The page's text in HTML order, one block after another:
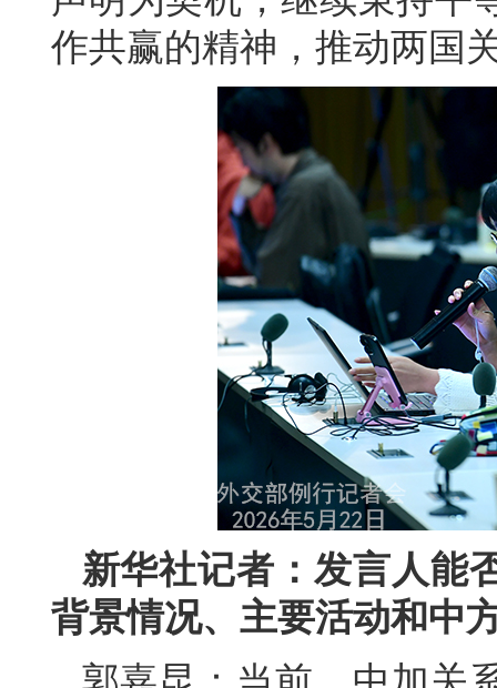
作共赢的精神，推动两国
新华社记者：发言人能
背景情况、主要活动和中